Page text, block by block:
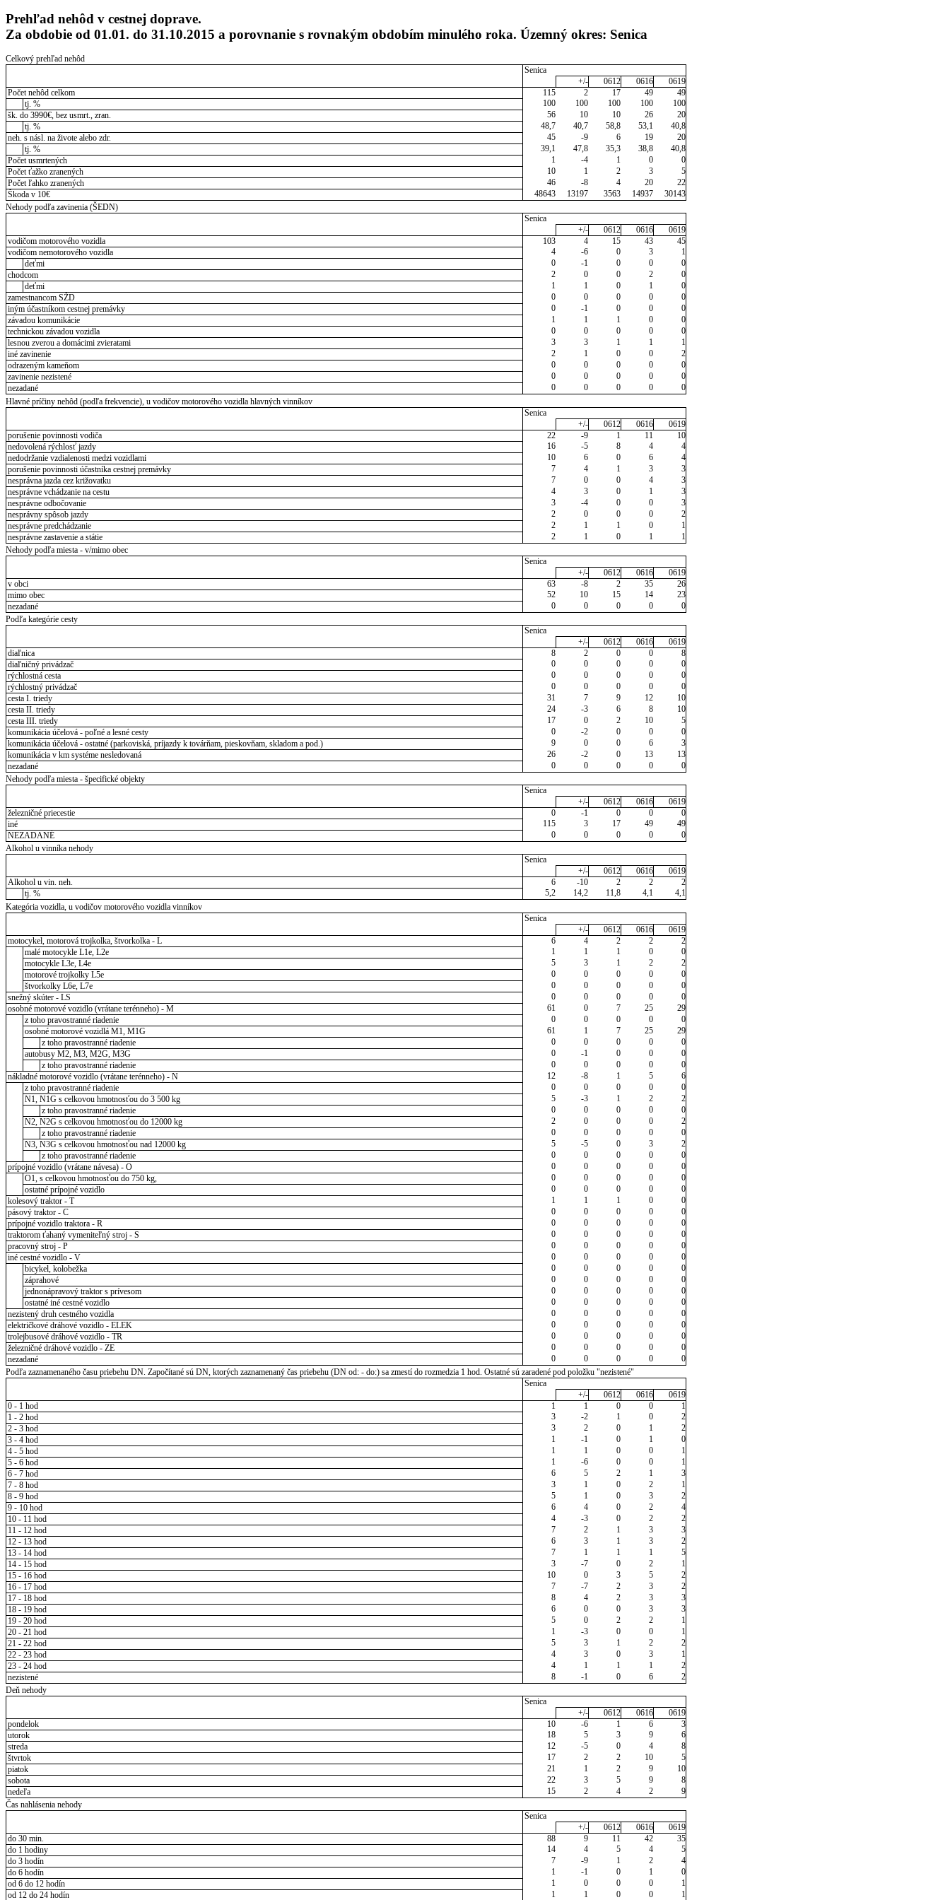
Prehľad nehôd v cestnej doprave.
Za obdobie od 01.01. do 31.10.2015 a porovnanie s rovnakým obdobím minulého roka. Územný okres: Senica
Celkový prehľad nehôd
Senica
+/-
0612 0616
0619
Počet nehôd celkom
115 2 17 49
49
tj. %
100 100 100 100
100
šk. do 3990€, bez usmrt., zran.
56 10 10 26
20
tj. %
48,7 40,7 58,8 53,1
40,8
neh. s násl. na živote alebo zdr.
45 -9 6 19
20
tj. %
39,1 47,8 35,3 38,8
40,8
Počet usmrtených
1 -4 1 0
0
Počet ťažko zranených
10 1 2 3
5
Počet ľahko zranených
46 -8 4 20
22
Škoda v 10€
48643 13197 3563 14937
30143
Nehody podľa zavinenia (ŠEDN)
Senica
+/-
0612 0616
0619
vodičom motorového vozidla
103 4 15 43
45
vodičom nemotorového vozidla
4 -6 0 3
1
deťmi
0 -1 0 0
0
chodcom
2 0 0 2
0
deťmi
1 1 0 1
0
zamestnancom SŽD
0 0 0 0
0
iným účastníkom cestnej premávky
0 -1 0 0
0
závadou komunikácie
1 1 1 0
0
technickou závadou vozidla
0 0 0 0
0
lesnou zverou a domácimi zvieratami
3 3 1 1
1
iné zavinenie
2 1 0 0
2
odrazeným kameňom
0 0 0 0
0
zavinenie nezistené
0 0 0 0
0
nezadané
0 0 0 0
0
Hlavné príčiny nehôd (podľa frekvencie), u vodičov motorového vozidla hlavných vinníkov
Senica
+/-
0612 0616
0619
porušenie povinnosti vodiča
22 -9 1 11
10
nedovolená rýchlosť jazdy
16 -5 8 4
4
nedodržanie vzdialenosti medzi vozidlami
10 6 0 6
4
porušenie povinnosti účastníka cestnej premávky
7 4 1 3
3
nesprávna jazda cez križovatku
7 0 0 4
3
nesprávne vchádzanie na cestu
4 3 0 1
3
nesprávne odbočovanie
3 -4 0 0
3
nesprávny spôsob jazdy
2 0 0 0
2
nesprávne predchádzanie
2 1 1 0
1
nesprávne zastavenie a státie
2 1 0 1
1
Nehody podľa miesta - v/mimo obec
Senica
+/-
0612 0616
0619
v obci
63 -8 2 35
26
mimo obec
52 10 15 14
23
nezadané
0 0 0 0
0
Podľa kategórie cesty
Senica
+/-
0612 0616
0619
diaľnica
8 2 0 0
8
diaľničný privádzač
0 0 0 0
0
rýchlostná cesta
0 0 0 0
0
rýchlostný privádzač
0 0 0 0
0
cesta I. triedy
31 7 9 12
10
cesta II. triedy
24 -3 6 8
10
cesta III. triedy
17 0 2 10
5
komunikácia účelová - poľné a lesné cesty
0 -2 0 0
0
komunikácia účelová - ostatné (parkoviská, príjazdy k továrňam, pieskovňam, skladom a pod.)
9 0 0 6
3
komunikácia v km systéme nesledovaná
26 -2 0 13
13
nezadané
0 0 0 0
0
Nehody podľa miesta - špecifické objekty
Senica
+/-
0612 0616
0619
železničné priecestie
0 -1 0 0
0
iné
115 3 17 49
49
NEZADANÉ
0 0 0 0
0
Alkohol u vinníka nehody
Senica
+/-
0612 0616
0619
Alkohol u vin. neh.
6 -10 2 2
2
tj. %
5,2 14,2 11,8 4,1
4,1
Kategória vozidla, u vodičov motorového vozidla vinníkov
Senica
+/-
0612 0616
0619
motocykel, motorová trojkolka, štvorkolka - L
6 4 2 2
2
malé motocykle L1e, L2e
1 1 1 0
0
motocykle L3e, L4e
5 3 1 2
2
motorové trojkolky L5e
0 0 0 0
0
štvorkolky L6e, L7e
0 0 0 0
0
snežný skúter - LS
0 0 0 0
0
osobné motorové vozidlo (vrátane terénneho) - M
61 0 7 25
29
z toho pravostranné riadenie
0 0 0 0
0
osobné motorové vozidlá M1, M1G
61 1 7 25
29
z toho pravostranné riadenie
0 0 0 0
0
autobusy M2, M3, M2G, M3G
0 -1 0 0
0
z toho pravostranné riadenie
0 0 0 0
0
nákladné motorové vozidlo (vrátane terénneho) - N
12 -8 1 5
6
z toho pravostranné riadenie
0 0 0 0
0
N1, N1G s celkovou hmotnosťou do 3 500 kg
5 -3 1 2
2
z toho pravostranné riadenie
0 0 0 0
0
N2, N2G s celkovou hmotnosťou do 12000 kg
2 0 0 0
2
z toho pravostranné riadenie
0 0 0 0
0
N3, N3G s celkovou hmotnosťou nad 12000 kg
5 -5 0 3
2
z toho pravostranné riadenie
0 0 0 0
0
prípojné vozidlo (vrátane návesa) - O
0 0 0 0
0
O1, s celkovou hmotnosťou do 750 kg,
0 0 0 0
0
ostatné prípojné vozidlo
0 0 0 0
0
kolesový traktor - T
1 1 1 0
0
pásový traktor - C
0 0 0 0
0
prípojné vozidlo traktora - R
0 0 0 0
0
traktorom ťahaný vymeniteľný stroj - S
0 0 0 0
0
pracovný stroj - P
0 0 0 0
0
iné cestné vozidlo - V
0 0 0 0
0
bicykel, kolobežka
0 0 0 0
0
záprahové
0 0 0 0
0
jednonápravový traktor s prívesom
0 0 0 0
0
ostatné iné cestné vozidlo
0 0 0 0
0
nezistený druh cestného vozidla
0 0 0 0
0
električkové dráhové vozidlo - ELEK
0 0 0 0
0
trolejbusové dráhové vozidlo - TR
0 0 0 0
0
železničné dráhové vozidlo - ZE
0 0 0 0
0
nezadané
0 0 0 0
0
Podľa zaznamenaného času priebehu DN. Započítané sú DN, ktorých zaznamenaný čas priebehu (DN od: - do:) sa zmestí do rozmedzia 1 hod. Ostatné sú zaradené pod položku "nezistené"
Senica
+/-
0612 0616
0619
0 - 1 hod
1 1 0 0
1
1 - 2 hod
3 -2 1 0
2
2 - 3 hod
3 2 0 1
2
3 - 4 hod
1 -1 0 1
0
4 - 5 hod
1 1 0 0
1
5 - 6 hod
1 -6 0 0
1
6 - 7 hod
6 5 2 1
3
7 - 8 hod
3 1 0 2
1
8 - 9 hod
5 1 0 3
2
9 - 10 hod
6 4 0 2
4
10 - 11 hod
4 -3 0 2
2
11 - 12 hod
7 2 1 3
3
12 - 13 hod
6 3 1 3
2
13 - 14 hod
7 1 1 1
5
14 - 15 hod
3 -7 0 2
1
15 - 16 hod
10 0 3 5
2
16 - 17 hod
7 -7 2 3
2
17 - 18 hod
8 4 2 3
3
18 - 19 hod
6 0 0 3
3
19 - 20 hod
5 0 2 2
1
20 - 21 hod
1 -3 0 0
1
21 - 22 hod
5 3 1 2
2
22 - 23 hod
4 3 0 3
1
23 - 24 hod
4 1 1 1
2
nezistené
8 -1 0 6
2
Deň nehody
Senica
+/-
0612 0616
0619
pondelok
10 -6 1 6
3
utorok
18 5 3 9
6
streda
12 -5 0 4
8
štvrtok
17 2 2 10
5
piatok
21 1 2 9
10
sobota
22 3 5 9
8
nedeľa
15 2 4 2
9
Čas nahlásenia nehody
Senica
+/-
0612 0616
0619
do 30 min.
88 9 11 42
35
do 1 hodiny
14 4 5 4
5
do 3 hodín
7 -9 1 2
4
do 6 hodín
1 -1 0 1
0
od 6 do 12 hodín
1 0 0 0
1
od 12 do 24 hodín
1 1 0 0 1